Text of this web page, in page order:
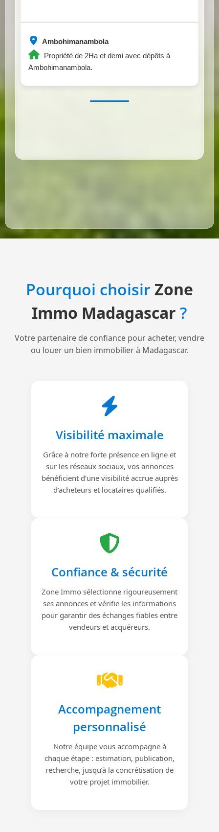
Ambohimanambola
Propriété de 2Ha et demi avec dépôts à
Ambohimanambola.
Pourquoi choisirZone
Immo Madagascar ?
Votre partenaire de confiance pour acheter, vendre
ou louer un bien immobilier à Madagascar.
Visibilité maximale
Grâce à notre forte présence en ligne et
sur les réseaux sociaux, vos annonces
bénéficient d’une visibilité accrue auprès
d’acheteurs et locataires qualifiés.
Confiance & sécurité
Zone Immo sélectionne rigoureusement
ses annonces et vérifie les informations
pour garantir des échanges fiables entre
vendeurs et acquéreurs.
Accompagnement
personnalisé
Notre équipe vous accompagne à
chaque étape : estimation, publication,
recherche, jusqu’à la concrétisation de
votre projet immobilier.